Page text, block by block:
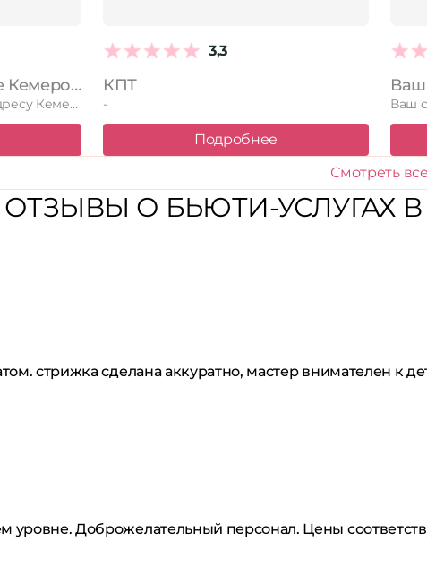
На стиле в Киселёвске Кемеровская область — Кузбасс, Киселевск, Весенняя, 8, 1 этаж
На стиле в Киселёвске по адресу Кемеровская область — Кузбасс, …
3,3
КПТ
-
Подробнее
Смотреть все
О БЬЮТИ-УСЛУГАХ В
стрижка сделана аккуратно, мастер внимателен к
Доброжелательный персонал. Цены